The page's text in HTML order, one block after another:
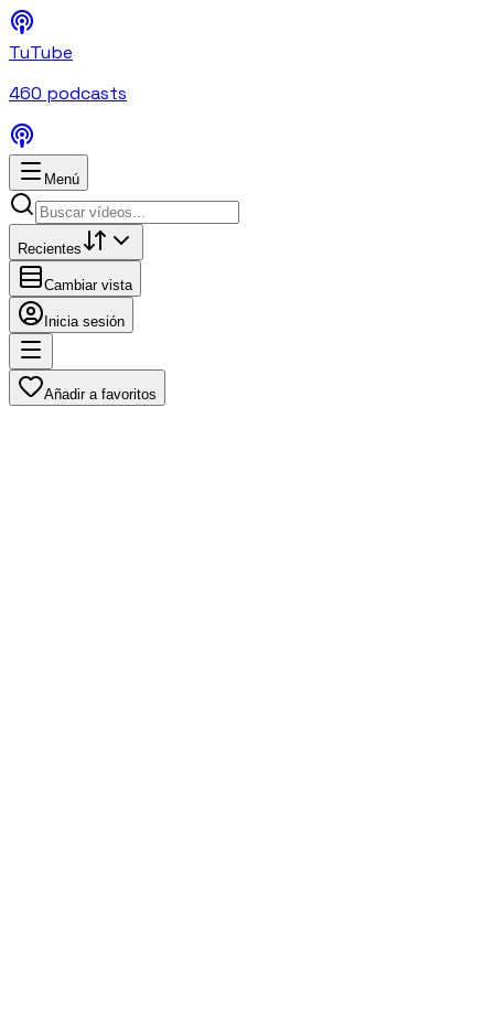
TuTube
460 podcasts
Menú
Recientes
Cambiar vista
Inicia sesión
Añadir a favoritos